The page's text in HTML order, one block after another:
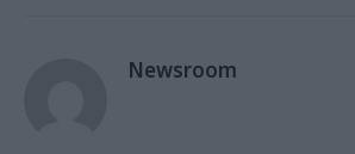
Newsroom